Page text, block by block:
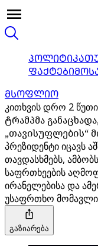
ᲞᲝᲚᲘᲢᲘᲙᲐ
ᲤᲐᲥᲢᲔᲑᲘ
ᲛᲡᲝᲤᲚᲘᲝ
კითხვის დრო 2 წუთი
ტრამპმა
„თავისუფლების“
პრეზიდენტი იცავს
თავდასხმებს,
საფრთხეების
ირანელებისა და
უსაფრთხო
გაზიარება